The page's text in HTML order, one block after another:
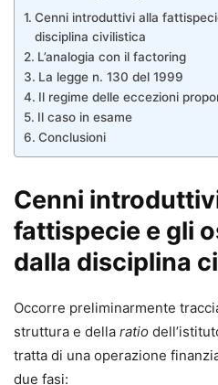
Cenni introduttivi alla
disciplina civilistica
L’analogia con il factoring
La legge n. 130 del 1999
Il regime delle eccezioni
Il caso in esame
Conclusioni
Cenni
fattispecie e gli
dalla disciplina
Occorre preliminarmente
struttura e della ratio
tratta di una operazione
due fasi: